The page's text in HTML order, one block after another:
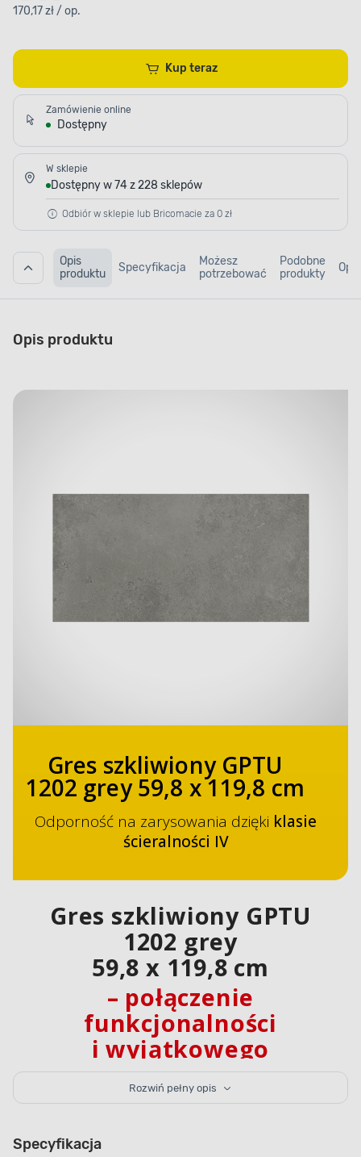
170,17 zł / op.
Kup teraz
Zamówienie online
Dostępny
W sklepie
Dostępny w 74 z 228 sklepów
Odbiór w sklepie lub Bricomacie za 0 zł
Opis
produktu
Specyfikacja
Możesz
potrzebować
Podobne
produkty
Opis produktu
Gres szkliwiony GPTU
1202 grey 59,8 x 119,8 cm
Odporność na zarysowania dzięki klasie
ścieralności IV
Gres szkliwiony GPTU
1202 grey
59,8 x 119,8 cm
– połączenie
funkcjonalności
i wyjątkowego
designu
przez łazienkę, aż po biuro. Jego ascetyczne
Rozwiń pełny opis
Specyfikacja